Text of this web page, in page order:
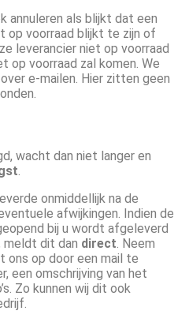
annuleren als blijkt dat een
op voorraad blijkt te zijn of
leverancier niet op voorraad
op voorraad zal komen. We
e-mailen. Hier zitten geen
wacht dan niet langer en
onmiddellijk na de
afwijkingen. Indien de
bij u wordt afgeleverd
meldt dit dan direct . Neem
op door een mail te
een omschrijving van het
Zo kunnen wij dit ook